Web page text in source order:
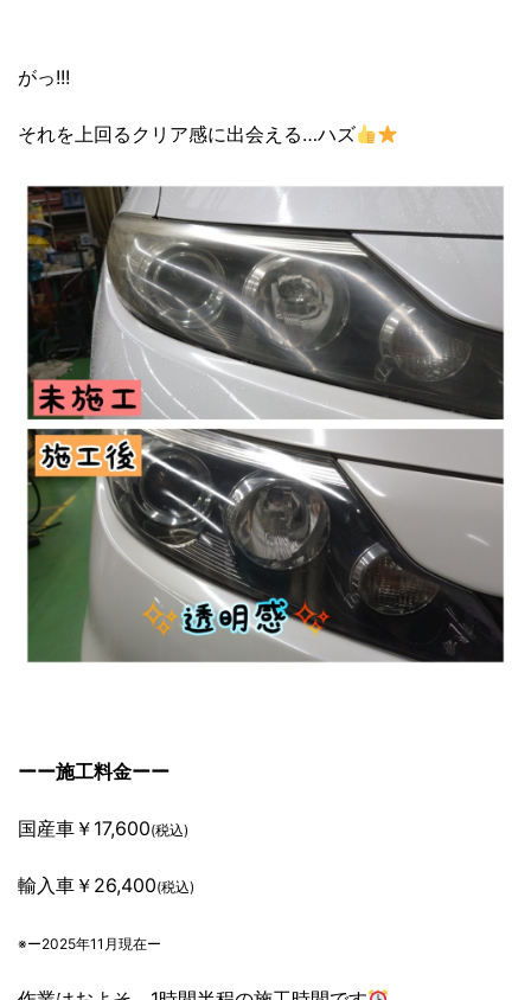
がっ!!!
それを上回るクリア感に出会える…ハズ
ーー施工料金ーー
国産車￥17,600(税込)
輸入車￥26,400(税込)
※ー2025年11月現在ー